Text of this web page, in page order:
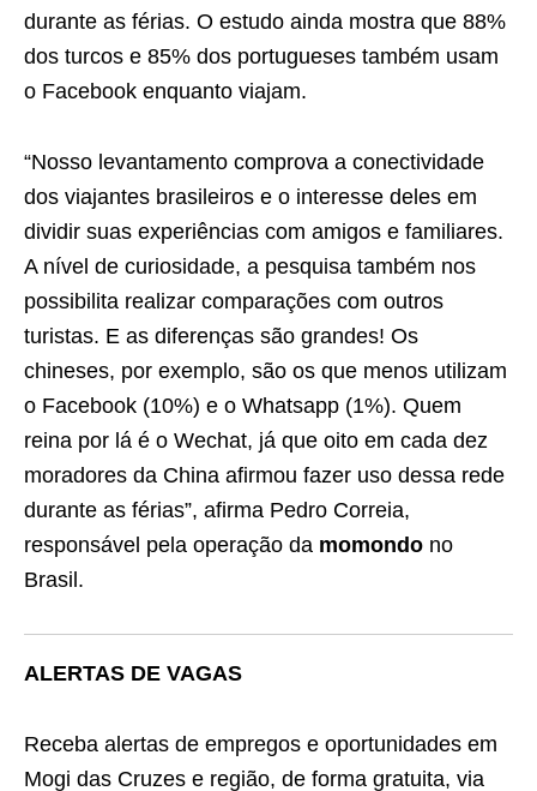
durante as férias. O estudo ainda mostra que 88%
dos turcos e 85% dos portugueses também usam
o Facebook enquanto viajam.
“Nosso levantamento comprova a conectividade
dos viajantes brasileiros e o interesse deles em
dividir suas experiências com amigos e familiares.
A nível de curiosidade, a pesquisa também nos
possibilita realizar comparações com outros
turistas. E as diferenças são grandes! Os
chineses, por exemplo, são os que menos utilizam
o Facebook (10%) e o Whatsapp (1%). Quem
reina por lá é o Wechat, já que oito em cada dez
moradores da China afirmou fazer uso dessa rede
durante as férias”, afirma Pedro Correia,
responsável pela operação da momondo no
Brasil.
ALERTAS DE VAGAS
Receba alertas de empregos e oportunidades em
Mogi das Cruzes e região, de forma gratuita, via